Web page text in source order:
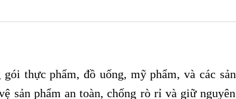
thực phẩm, đồ uống, mỹ phẩm, và các sản
sản phẩm an toàn, chống rò rỉ và giữ nguyên